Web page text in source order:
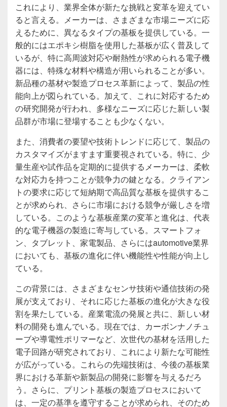
これにより、業界全体が新たな挑戦と変革を迎えてい
ると言える。メーカーは、さまざまな市場ニーズに応
えるために、異なるタイプの基板を提供している。一
般的にはエポキシ樹脂を使用した基板が広く普及して
いるが、特に高周波対応や耐熱性が求められる電子機
器には、特殊な材料や構造が用いられることが多い。
新品種の基材や製造プロセス革新によって、製品の性
能向上が図られている。加えて、これに対応するため
の研究開発が行われ、多様なニーズに応じた新しい製
品群が市場に登場することも少なくない。
また、消費者の要望や技術トレンドに応じて、製品の
カスタマイズがますます重要視されている。特に、少
量生産や試作品を定期的に提供するメーカーは、柔軟
な対応力を持つことが競争力の鍵となる。クライアン
トの要求に応じて短納期で高品質な基板を提供するこ
とが求められ、さらに市場における競争が厳しさを増
している。このような基板産業の変革と進化は、代表
的な電子機器の製造に寄与している。スマートフォ
ン、タブレット、家電製品、さらにはautomotive業界
においても、基板の進化に伴い機能性や性能が向上し
ている。
この背景には、さまざまなセンサ技術や通信技術の発
展が支えており、それに応じた基板の進化が大きな役
割を果たしている。産業電流の発展と共に、新しい材
料の開発も進んでいる。現在では、カーボンナノチュ
ーブや導電性ポリマーなど、次世代の基材を活用した
電子回路が研究されており、これにより新たな可能性
が広がっている。これらの先端技術は、今後の基板業
界における革新や新製品の開発に影響を与えるだろ
う。さらに、プリント基板の製造プロセスにおいて
は、一定の基準を遵守することが求められ、そのため